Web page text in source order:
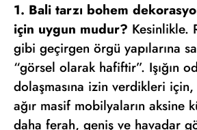
1. Bali tarzı bohem
için uygun mudur? Kesinlikle.
gibi geçirgen örgü yapılarına
“görsel olarak hafiftir”. Işığın
dolaşmasına izin verdikleri
ağır masif mobilyaların aksine
daha ferah, geniş ve havadar